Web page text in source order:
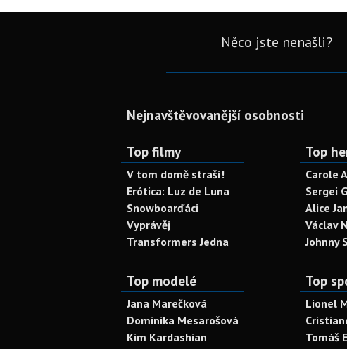
Něco jste nenašli?
Nejnavštěvovanější osobnosti
Top filmy
V tom domě straší!
Erótica: Luz de Luna
Snowboarďáci
Vyprávěj
Transformers Jedna
Top
Carole
Sergei
Alice
Václav
Johnny
Top modelé
Jana Marečková
Dominika Mesarošová
Kim Kardashian
Top
Lionel
Tomáš